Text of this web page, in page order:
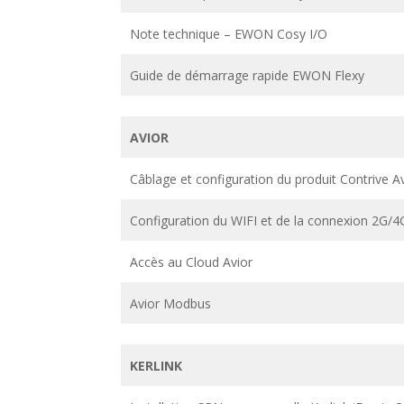
Note technique – EWON Cosy I/O
Guide de démarrage rapide EWON Flexy
AVIOR
Câblage et configuration du produit Contrive
Configuration du WIFI et de la connexion 2G/
Accès au Cloud Avior
Avior Modbus
KERLINK